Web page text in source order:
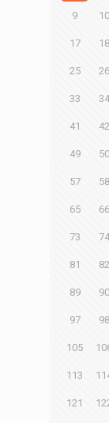
9 10
17 18
25 26
33 34
41 42
49 50
57 58
65 66
73 74
81 82
89 90
97 98
105
113
121